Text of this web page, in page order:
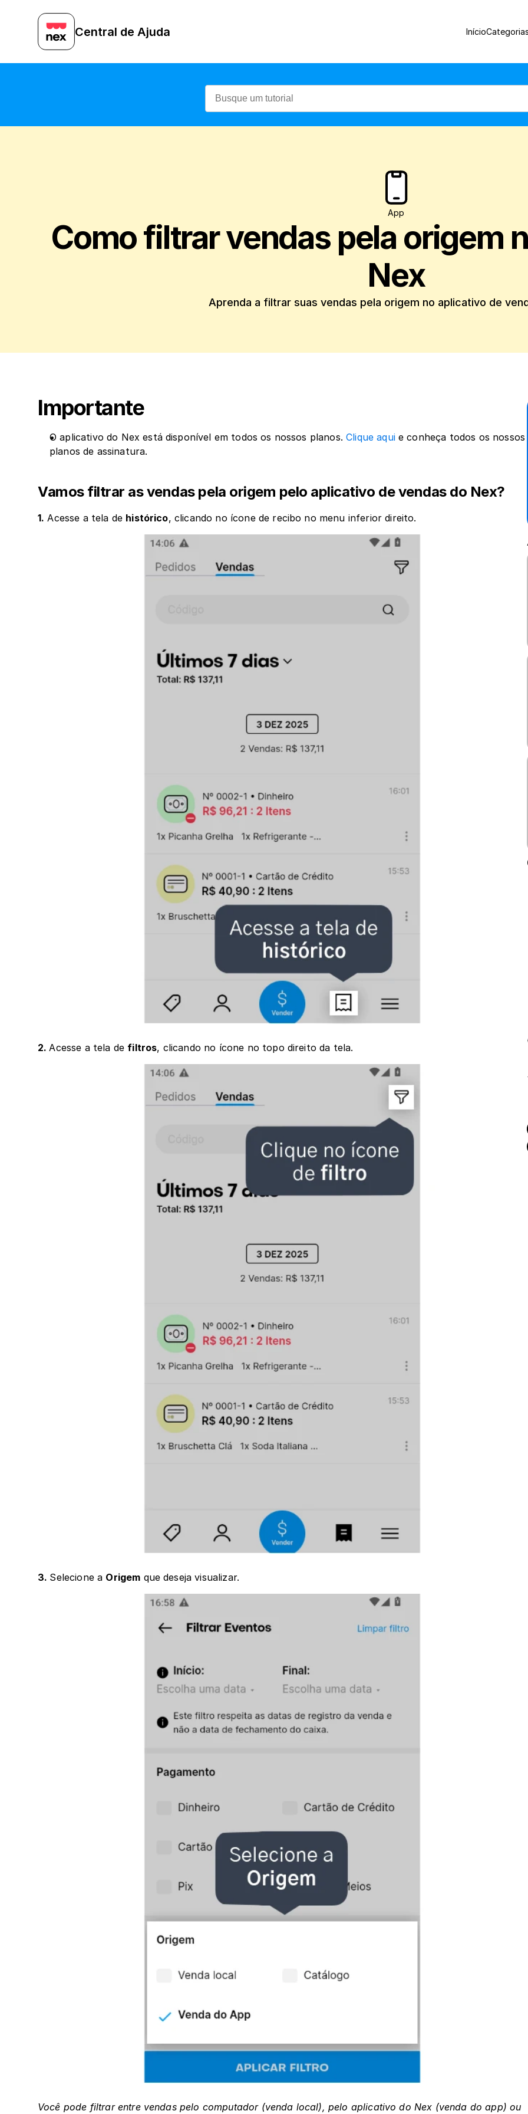
Central de Ajuda Início
App
Como filtrar vendas pela origem
Nex
Aprenda a filtrar suas vendas pela origem no aplicativo de
Importante
O aplicativo do Nex está disponível em todos os nossos planos. Clique aqui e conheça todos os nossos
planos de assinatura.
Vamos filtrar as vendas pela origem pelo aplicativo de vendas do Nex?
1. Acesse a tela de histórico, clicando no ícone de recibo no menu inferior direito.
2. Acesse a tela de filtros, clicando no ícone no topo direito da tela.
3. Selecione a Origem que deseja visualizar.
Você pode filtrar entre vendas pelo computador (venda local), pelo aplicativo do Nex (venda do app) ou